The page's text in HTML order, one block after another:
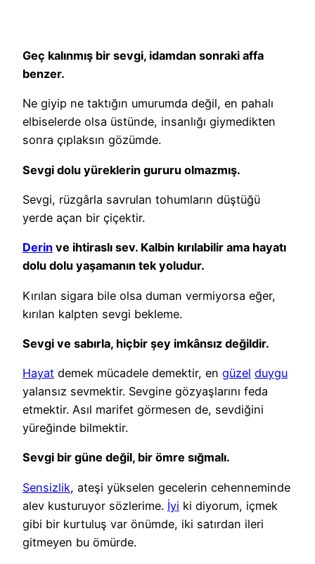
Geç kalınmış bir sevgi, idamdan sonraki affa
benzer.
Ne giyip ne taktığın umurumda değil, en pahalı
elbiselerde olsa üstünde, insanlığı giymedikten
sonra çıplaksın gözümde.
Sevgi dolu yüreklerin gururu olmazmış.
Sevgi, rüzgârla savrulan tohumların düştüğü
yerde açan bir çiçektir.
Derin ve ihtiraslı sev. Kalbin kırılabilir ama hayatı
dolu dolu yaşamanın tek yoludur.
Kırılan sigara bile olsa duman vermiyorsa eğer,
kırılan kalpten sevgi bekleme.
Sevgi ve sabırla, hiçbir şey imkânsız değildir.
Hayat demek mücadele demektir, en güzel duygu
yalansız sevmektir. Sevgine gözyaşlarını feda
etmektir. Asıl marifet görmesen de, sevdiğini
yüreğinde bilmektir.
Sevgi bir güne değil, bir ömre sığmalı.
Sensizlik, ateşi yükselen gecelerin cehenneminde
alev kusturuyor sözlerime. İyi ki diyorum, içmek
gibi bir kurtuluş var önümde, iki satırdan ileri
gitmeyen bu ömürde.